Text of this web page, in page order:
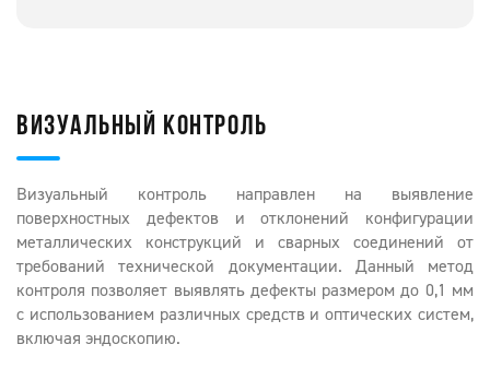
ВИЗУАЛЬНЫЙ КОНТРОЛЬ
Визуальный контроль направлен на выявление
поверхностных дефектов и отклонений конфигурации
металлических конструкций и сварных соединений от
требований технической документации. Данный метод
контроля позволяет выявлять дефекты размером до 0,1 мм
с использованием различных средств и оптических систем,
включая эндоскопию.